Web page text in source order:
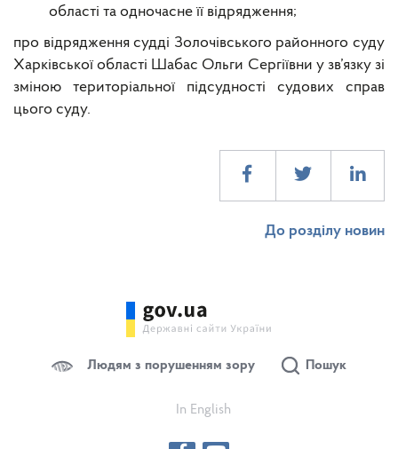
області та одночасне її відрядження;
про відрядження судді Золочівського районного суду
Харківської області Шабас Ольги Сергіївни у зв’язку зі
зміною територіальної підсудності судових справ
цього суду.
До розділу новин
Людям з порушенням зору Пошук
In English